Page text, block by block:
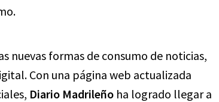
nuevas formas de consumo de noticias,
Con una página web actualizada
Diario Madrileño ha logrado llegar a